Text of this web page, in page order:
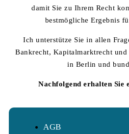
damit Sie zu Ihrem Recht
bestmögliche Ergebnis
Ich unterstütze Sie in allen
Bankrecht, Kapitalmarktrecht
in Berlin und
Nachfolgend erhalten Sie
AGB